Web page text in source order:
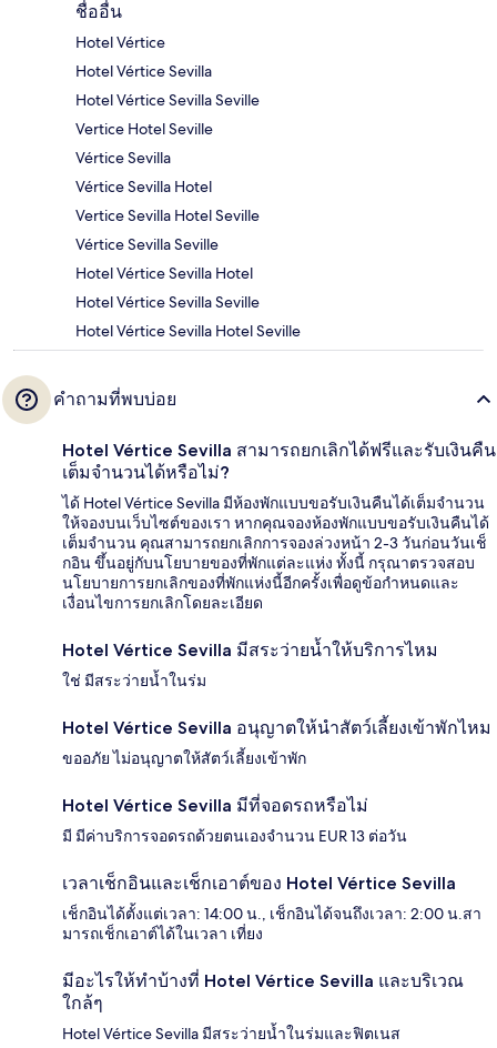
ชื่ออื่น
Hotel Vértice
Hotel Vértice Sevilla
Hotel Vértice Sevilla Seville
Vertice Hotel Seville
Vértice Sevilla
Vértice Sevilla Hotel
Vertice Sevilla Hotel Seville
Vértice Sevilla Seville
Hotel Vértice Sevilla Hotel
Hotel Vértice Sevilla Seville
Hotel Vértice Sevilla Hotel Seville
คำถามที่พบบ่อย
Hotel Vértice Sevilla สามารถยกเลิกได้ฟรีและรับเงินคืน
เต็มจำนวนได้หรือไม่?
ได้ Hotel Vértice Sevilla มีห้องพักแบบขอรับเงินคืนได้เต็มจำนวน
ให้จองบนเว็บไซต์ของเรา หากคุณจองห้องพักแบบขอรับเงินคืนได้
เต็มจำนวน คุณสามารถยกเลิกการจองล่วงหน้า 2-3 วันก่อนวันเช็
กอิน ขึ้นอยู่กับนโยบายของที่พักแต่ละแห่ง ทั้งนี้ กรุณาตรวจสอบ
นโยบายการยกเลิกของที่พักแห่งนี้อีกครั้งเพื่อดูข้อกำหนดและ
เงื่อนไขการยกเลิกโดยละเอียด
Hotel Vértice Sevilla มีสระว่ายน้ำให้บริการไหม
ใช่ มีสระว่ายน้ำในร่ม
Hotel Vértice Sevilla อนุญาตให้นำสัตว์เลี้ยงเข้าพักไหม
ขออภัย ไม่อนุญาตให้สัตว์เลี้ยงเข้าพัก
Hotel Vértice Sevilla มีที่จอดรถหรือไม่
มี มีค่าบริการจอดรถด้วยตนเองจำนวน EUR 13 ต่อวัน
เวลาเช็กอินและเช็กเอาต์ของ Hotel Vértice Sevilla
เช็กอินได้ตั้งแต่เวลา: 14:00 น., เช็กอินได้จนถึงเวลา: 2:00 น.สา
มารถเช็กเอาต์ได้ในเวลา เที่ยง
มีอะไรให้ทำบ้างที่ Hotel Vértice Sevilla และบริเวณ
ใกล้ๆ
Hotel Vértice Sevilla มีสระว่ายน้ำในร่มและฟิตเนส